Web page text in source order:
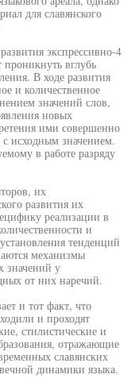
для славянского
экспрессивно-4
проникнуть вглубь
В ходе развития
и количественное
значений слов,
новых
ими совершенно
исходным значением.
в работе разряду
их
развития их
реализации в
и
тенденций
механизмы
значений у
от них наречий.
и тот факт, что
и проходят
стилистические и
отражающие
славянских
динамики языка.